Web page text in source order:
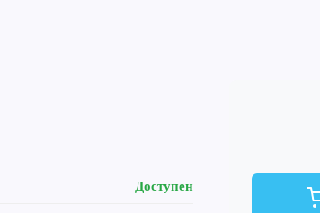
Доступен